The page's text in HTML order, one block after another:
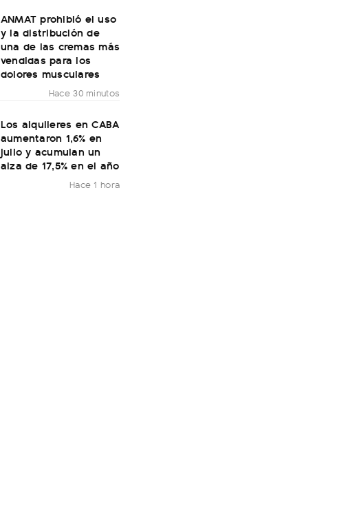
ANMAT prohibió el uso
y la distribución de
una de las cremas más
vendidas para los
dolores musculares
Hace 30 minutos
Los alquileres en CABA
aumentaron 1,6% en
julio y acumulan un
alza de 17,5% en el año
Hace 1 hora